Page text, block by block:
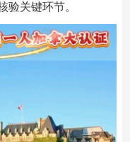
验关键环节。